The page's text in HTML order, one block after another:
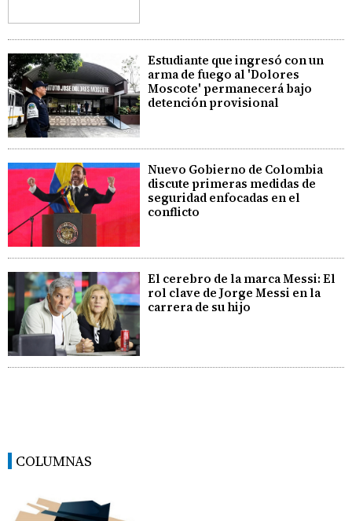
Estudiante que ingresó con un
arma de fuego al 'Dolores
Moscote' permanecerá bajo
detención provisional
Nuevo Gobierno de Colombia
discute primeras medidas de
seguridad enfocadas en el
conflicto
El cerebro de la marca Messi: El
rol clave de Jorge Messi en la
carrera de su hijo
COLUMNAS